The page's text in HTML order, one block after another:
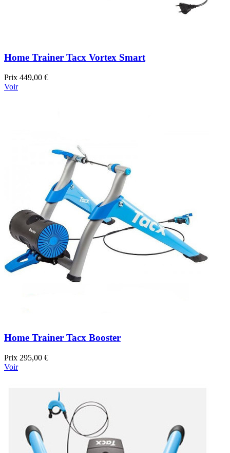
Home Trainer Tacx Vortex Smart
Prix 449,00 €
Voir
Home Trainer Tacx Booster
Prix 295,00 €
Voir